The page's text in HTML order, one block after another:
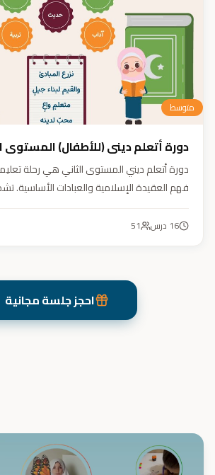
متوسط
دورة أتعلم ديني (للأطفال) المستوى
دورة أتعلم ديني المستوى الثاني هي رحلة
فهم العقيدة الإسلامية والعبادات الأساسية.
وتربية أبنائنا تربية إيمانية وأخلاقية وعلمية
16 درس 51
احجز جلسة مجانية